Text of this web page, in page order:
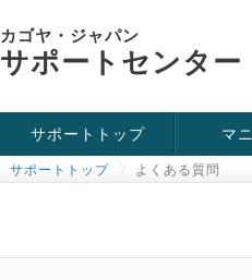
カゴヤ・ジャパン
サポートセンター
サポートトップ
お役立ち情報
チュートリアル
障害・メンテナンス情報
マ
サポートトップ よくある質問